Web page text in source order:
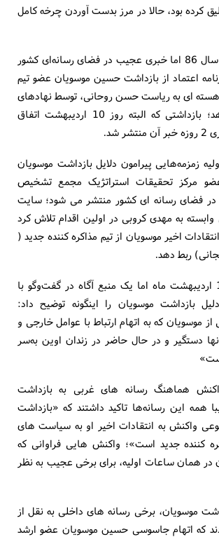
کرده بود، حالا در مرز بدست آوردن چرخه کامل
12 اردیبهشت ماه سال 86 اما خبری عجیب در فضای رسانه‌ای کشور
اعتماد از بازداشت حسین موسویان عضو تیم
هسته ای به ریاست حسن روحانی، توسط نهادهای
امنیتی خبر می دهد؛ بازداشتی که البته روز 10 اردیبهشت اتفاق
شد.
زمزمه‌هایی پیرامون دلایل بازداشت موسویان
مرکز تحقیقات استراتژیک مجمع تشخیص
فضای رسانه ای کشور منتشر می شود؛ سایت
وابسته به مهدی کروبی در اولین اقدام تلاش کرد
اخیر موسویان از تیم مذاکره کننده جدید (
ربط دهد.
بازداشت موسویان را اینگونه توضیح داد:
موسویان که به اتهام ارتباط با عوامل خارجی و
دستگیر و در حال حاضر در زندان اوین به‌سر
هماهنگ رسانه های غربی به بازداشت
همه این رسانه‌ها تاکید داشتند که «بازداشت
واکنش به انتقادات اخیر او به سیاست های
کننده جدید است»؛ واکنش هایی فراوانی که
همان ساعات اولیه، برای برخی عجیب به نظر
موسویان، برخی رسانه های داخلی به نقل از
که اتهام جاسوسی حسین موسویان عضو ارشد